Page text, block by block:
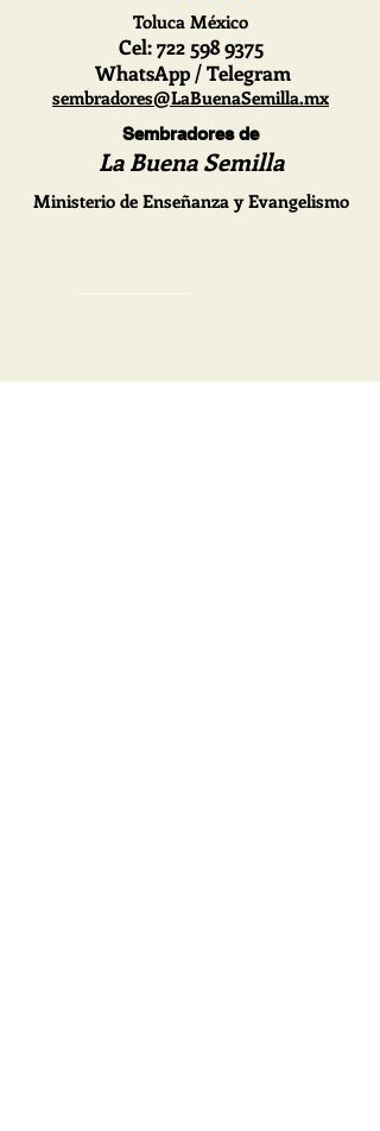
Toluca México
Cel: 722 598 9375
WhatsApp / Telegram
sembradores@LaBuenaSemilla.mx
Sembradores de
La Buena Semilla
Ministerio de Enseñanza y Evangelismo